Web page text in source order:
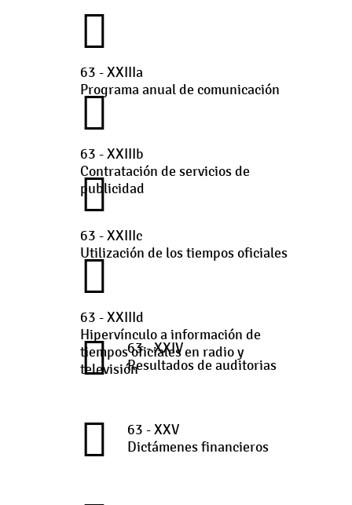
63 - XXIIIa
Programa anual de comunicación
63 - XXIIIb
Contratación de servicios de
publicidad
63 - XXIIIc
Utilización de los tiempos oficiales
63 - XXIIId
Hipervínculo a información de
tiempos oficiales en radio y
televisión
63 - XXIV
Resultados de auditorias
63 - XXV
Dictámenes financieros